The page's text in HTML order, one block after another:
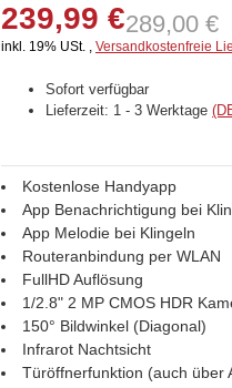
239,99 €289,00 €
inkl. 19% USt. , Versandkostenfreie
Sofort verfügbar
Lieferzeit: 1 - 3 Werktage
Kostenlose Handyapp
App Benachrichtigung bei
App Melodie bei Klingeln
Routeranbindung per WLAN
FullHD Auflösung
1/2.8" 2 MP CMOS HDR
150° Bildwinkel (Diagonal)
Infrarot Nachtsicht
Türöffnerfunktion (auch über